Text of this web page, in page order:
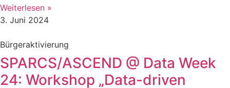
Weiterlesen »
3. Juni 2024
Bürgeraktivierung
SPARCS/ASCEND @ Data Week
24: Workshop „Data-driven